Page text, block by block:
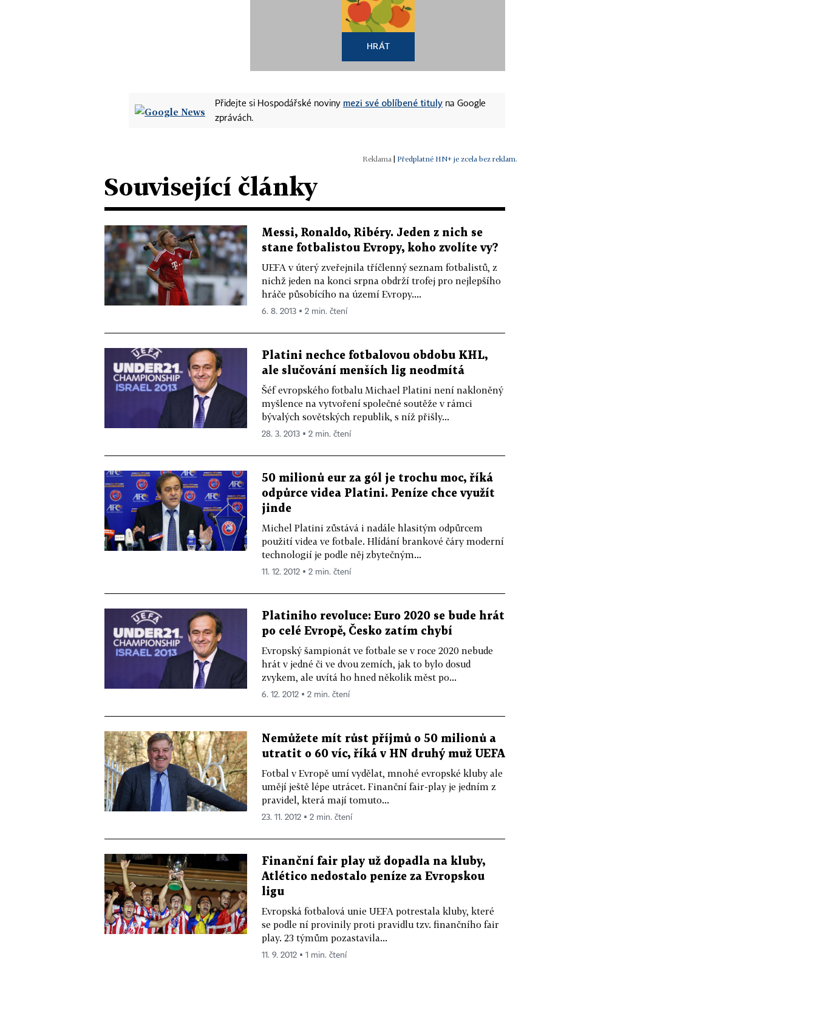
HRÁT
Přidejte si Hospodářské noviny mezi své oblíbené tituly na Google
zprávách.
| Předplatné HN+ je zcela bez reklam.
Související články
Messi, Ronaldo, Ribéry. Jeden z nich se
stane fotbalistou Evropy, koho zvolíte vy?
UEFA v úterý zveřejnila tříčlenný seznam fotbalistů, z
nichž jeden na konci srpna obdrží trofej pro nejlepšího
hráče působícího na území Evropy....
6. 8. 2013 ▪ 2 min. čtení
Platini nechce fotbalovou obdobu KHL,
ale slučování menších lig neodmítá
Šéf evropského fotbalu Michael Platini není nakloněný
myšlence na vytvoření společné soutěže v rámci
bývalých sovětských republik, s níž přišly...
28. 3. 2013 ▪ 2 min. čtení
50 milionů eur za gól je trochu moc, říká
odpůrce videa Platini. Peníze chce využít
jinde
Michel Platini zůstává i nadále hlasitým odpůrcem
použití videa ve fotbale. Hlídání brankové čáry moderní
technologií je podle něj zbytečným...
11. 12. 2012 ▪ 2 min. čtení
Platiniho revoluce: Euro 2020 se bude hrát
po celé Evropě, Česko zatím chybí
Evropský šampionát ve fotbale se v roce 2020 nebude
hrát v jedné či ve dvou zemích, jak to bylo dosud
zvykem, ale uvítá ho hned několik měst po...
6. 12. 2012 ▪ 2 min. čtení
Nemůžete mít růst příjmů o 50 milionů a
utratit o 60 víc, říká v HN druhý muž UEFA
Fotbal v Evropě umí vydělat, mnohé evropské kluby ale
umějí ještě lépe utrácet. Finanční fair-play je jedním z
pravidel, která mají tomuto...
23. 11. 2012 ▪ 2 min. čtení
Finanční fair play už dopadla na kluby,
Atlético nedostalo peníze za Evropskou
ligu
Evropská fotbalová unie UEFA potrestala kluby, které
se podle ní provinily proti pravidlu tzv. finančního fair
play. 23 týmům pozastavila...
11. 9. 2012 ▪ 1 min. čtení